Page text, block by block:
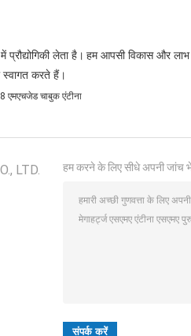
लेता है। हम आपसी विकास और
स्वागत करते हैं।
एमएचजेड चाबुक एंटीना
LTD. हम करने के लिए सीधे अपनी जांच